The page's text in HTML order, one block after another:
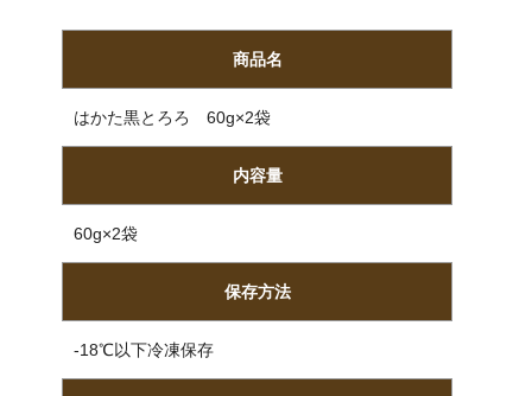
商品名
はかた黒とろろ 60g×2袋
内容量
60g×2袋
保存方法
-18℃以下冷凍保存